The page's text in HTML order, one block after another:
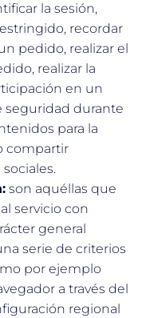
la sesión,
recordar
pedido, realizar el
realizar la
en un
seguridad durante
para la
compartir
son aquéllas que
servicio con
general
serie de criterios
por ejemplo
a través del
regional